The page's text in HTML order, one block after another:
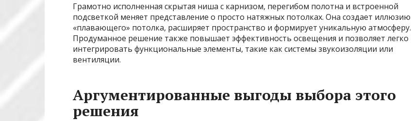
Грамотно исполненная скрытая ниша с карнизом, перегибом полотна и встроенной
подсветкой меняет представление о просто натяжных потолках. Она создает иллюзию
«плавающего» потолка, расширяет пространство и формирует уникальную атмосферу.
Продуманное решение также повышает эффективность освещения и позволяет легко
интегрировать функциональные элементы, такие как системы звукоизоляции или
вентиляции.
Аргументированные выгоды выбора этого
решения